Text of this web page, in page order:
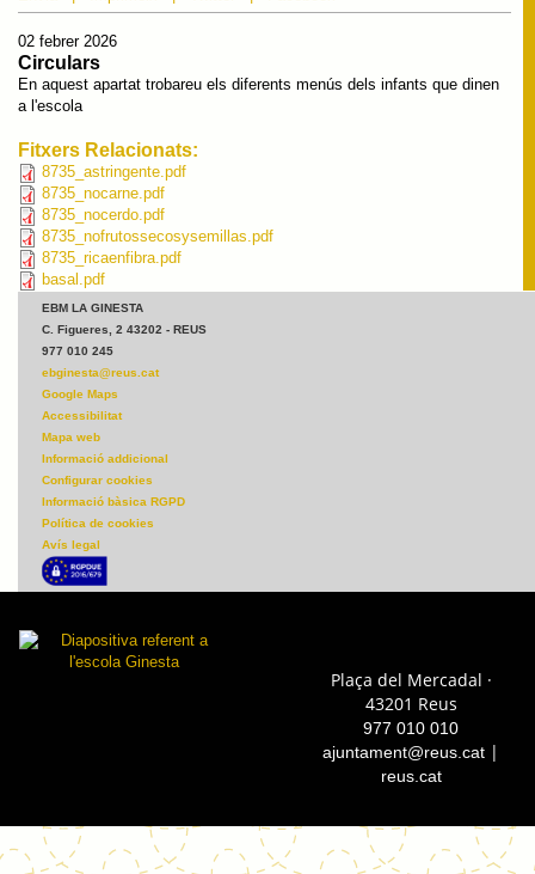
02 febrer 2026
Circulars
En aquest apartat trobareu els diferents menús dels infants que dinen
a l'escola
Fitxers Relacionats:
8735_astringente.pdf
8735_nocarne.pdf
8735_nocerdo.pdf
8735_nofrutossecosysemillas.pdf
8735_ricaenfibra.pdf
basal.pdf
EBM LA GINESTA
C. Figueres, 2 43202 - REUS
977 010 245
ebginesta@reus.cat
Google Maps
Accessibilitat
Mapa web
Informació addicional
Configurar cookies
Informació bàsica RGPD
Política de cookies
Avís legal
Plaça del Mercadal ·
43201 Reus
977 010 010
ajuntament@reus.cat |
reus.cat